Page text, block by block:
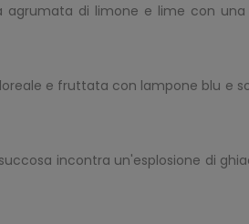
agrumata di limone e lime con
e fruttata con lampone blu e
incontra un'esplosione di